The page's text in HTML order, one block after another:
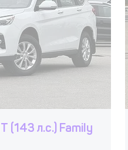
(143 л.с.) Family